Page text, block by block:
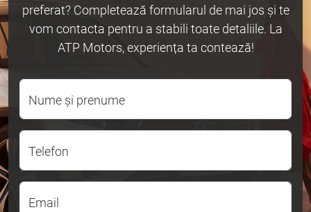
preferat? Completează formularul de mai jos și te
vom contacta pentru a stabili toate detaliile. La
ATP Motors, experiența ta contează!
Nume și prenume
Telefon
Email